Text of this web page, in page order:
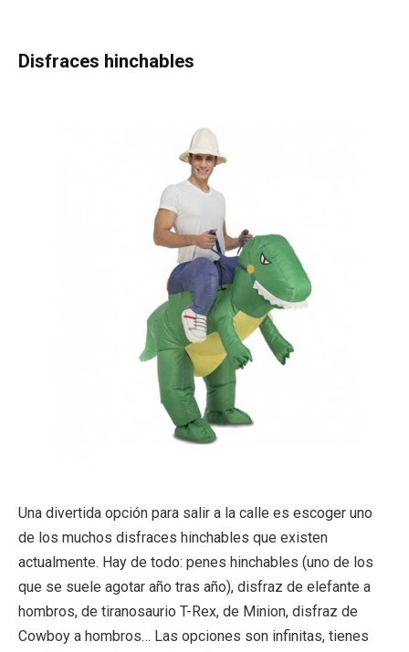
Disfraces hinchables
Una divertida opción para salir a la calle es escoger uno
de los muchos disfraces hinchables que existen
actualmente. Hay de todo: penes hinchables (uno de los
que se suele agotar año tras año), disfraz de elefante a
hombros, de tiranosaurio T-Rex, de Minion, disfraz de
Cowboy a hombros… Las opciones son infinitas, tienes